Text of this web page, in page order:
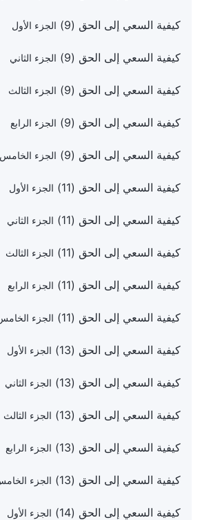
كيفية السعي إلى الحق (9) الجزء الأول
كيفية السعي إلى الحق (9) الجزء الثاني
كيفية السعي إلى الحق (9) الجزء الثالث
كيفية السعي إلى الحق (9) الجزء الرابع
كيفية السعي إلى الحق (9) الجزء الخامس
كيفية السعي إلى الحق (11) الجزء الأول
كيفية السعي إلى الحق (11) الجزء الثاني
كيفية السعي إلى الحق (11) الجزء الثالث
كيفية السعي إلى الحق (11) الجزء الرابع
كيفية السعي إلى الحق (11) الجزء
كيفية السعي إلى الحق (13) الجزء الأول
كيفية السعي إلى الحق (13) الجزء الثاني
كيفية السعي إلى الحق (13) الجزء الثالث
كيفية السعي إلى الحق (13) الجزء الرابع
كيفية السعي إلى الحق (13) الجزء
كيفية السعي إلى الحق (14) الجزء الأول